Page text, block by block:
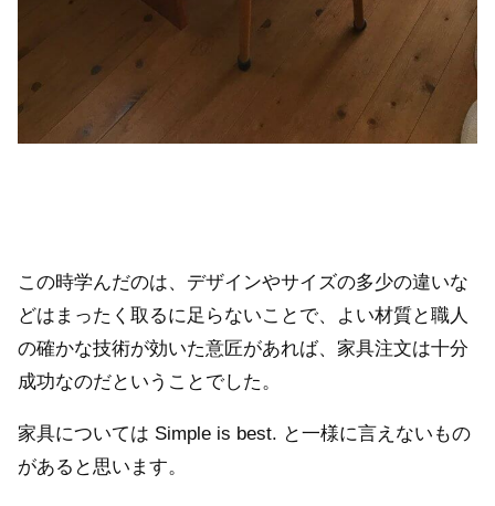
この時学んだのは、デザインやサイズの多少の違いな
どはまったく取るに足らないことで、よい材質と職人
の確かな技術が効いた意匠があれば、家具注文は十分
成功なのだということでした。
家具については Simple is best. と一様に言えないもの
があると思います。